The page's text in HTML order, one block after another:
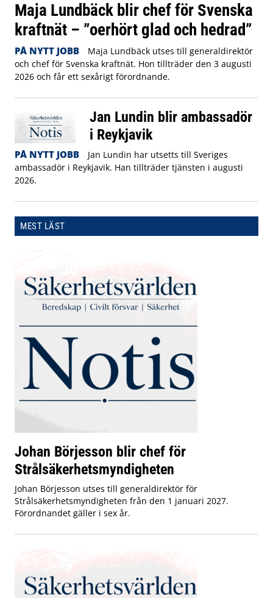
Maja Lundbäck blir chef för Svenska
kraftnät – ”oerhört glad och hedrad”
PÅ NYTT JOBB
Maja Lundbäck utses till generaldirektör
och chef för Svenska kraftnät. Hon tillträder den 3 augusti
2026 och får ett sexårigt förordnande.
Jan Lundin blir ambassadör
i Reykjavik
PÅ NYTT JOBB
Jan Lundin har utsetts till Sveriges
ambassadör i Reykjavik. Han tillträder tjänsten i augusti
2026.
MEST LÄST
Johan Börjesson blir chef för
Strålsäkerhetsmyndigheten
Johan Börjesson utses till generaldirektör för
Strålsäkerhetsmyndigheten från den 1 januari 2027.
Förordnandet gäller i sex år.